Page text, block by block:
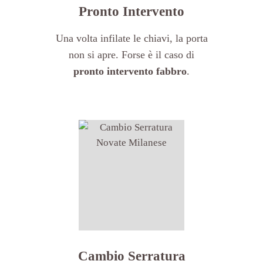
Pronto Intervento
Una volta infilate le chiavi, la porta
non si apre. Forse è il caso di
pronto intervento fabbro.
Cambio Serratura